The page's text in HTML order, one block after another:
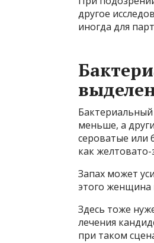
другое
иногда для
меньше, а
сероватые или
как
Запах может
этого женщина
Здесь тоже
лечения
при таком